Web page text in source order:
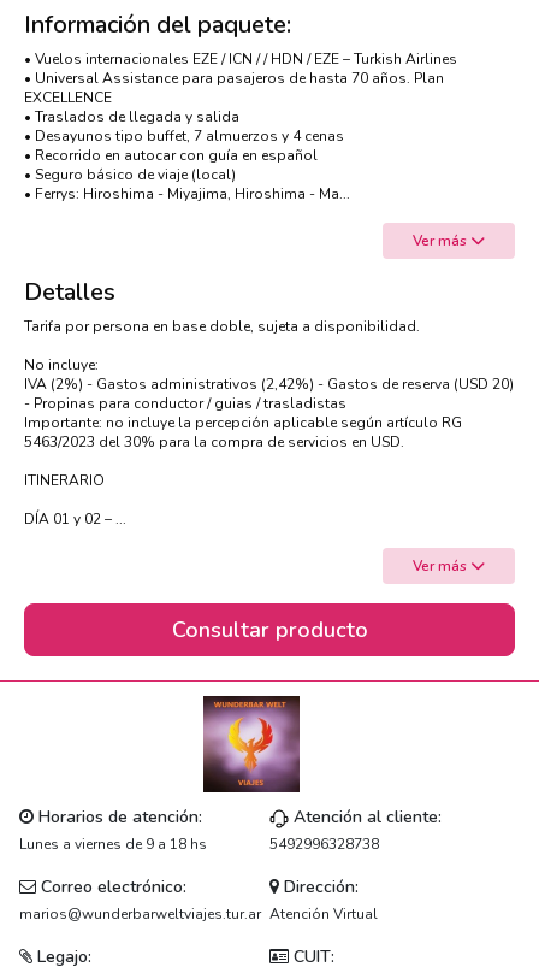
Información del paquete:
• Vuelos internacionales EZE / ICN / / HDN / EZE – Turkish Airlines
• Universal Assistance para pasajeros de hasta 70 años. Plan
EXCELLENCE
• Traslados de llegada y salida
• Desayunos tipo buffet, 7 almuerzos y 4 cenas
• Recorrido en autocar con guía en español
• Seguro básico de viaje (local)
• Ferrys: Hiroshima - Miyajima, Hiroshima - Ma...
Ver más
Detalles
Tarifa por persona en base doble, sujeta a disponibilidad.
No incluye:
IVA (2%) - Gastos administrativos (2,42%) - Gastos de reserva (USD 20)
- Propinas para conductor / guias / trasladistas
Importante: no incluye la percepción aplicable según artículo RG
5463/2023 del 30% para la compra de servicios en USD.
ITINERARIO
DÍA 01 y 02 – ...
Ver más
Consultar producto
Horarios de atención:
Lunes a viernes de 9 a 18 hs
Atención al cliente:
5492996328738
Correo electrónico:
marios@wunderbarweltviajes.tur.ar
Dirección:
Atención Virtual
Legajo: CUIT: